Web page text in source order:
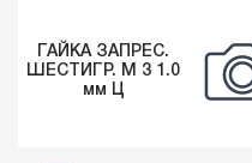
ГАЙКА ЗАПРЕС.
ШЕСТИГР. М 3 1.0
мм Ц